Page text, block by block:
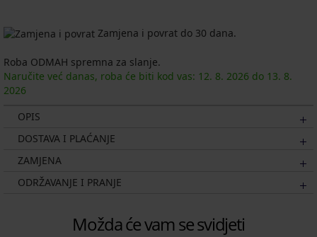
Zamjena i povrat do 30 dana.
Roba ODMAH spremna za slanje.
Naručite već danas, roba će biti kod vas: 12. 8. 2026 do 13. 8.
2026
OPIS
DOSTAVA I PLAĆANJE
ZAMJENA
ODRŽAVANJE I PRANJE
Možda će vam se svidjeti